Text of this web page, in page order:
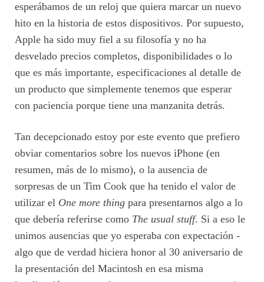
esperábamos de un reloj que quiera marcar un nuevo
hito en la historia de estos dispositivos. Por supuesto,
Apple ha sido muy fiel a su filosofía y no ha
desvelado precios completos, disponibilidades o lo
que es más importante, especificaciones al detalle de
un producto que simplemente tenemos que esperar
con paciencia porque tiene una manzanita detrás.
Tan decepcionado estoy por este evento que prefiero
obviar comentarios sobre los nuevos iPhone (en
resumen, más de lo mismo), o la ausencia de
sorpresas de un Tim Cook que ha tenido el valor de
utilizar el One more thing para presentarnos algo a lo
que debería referirse como The usual stuff. Si a eso le
unimos ausencias que yo esperaba con expectación -
algo que de verdad hiciera honor al 30 aniversario de
la presentación del Macintosh en esa misma